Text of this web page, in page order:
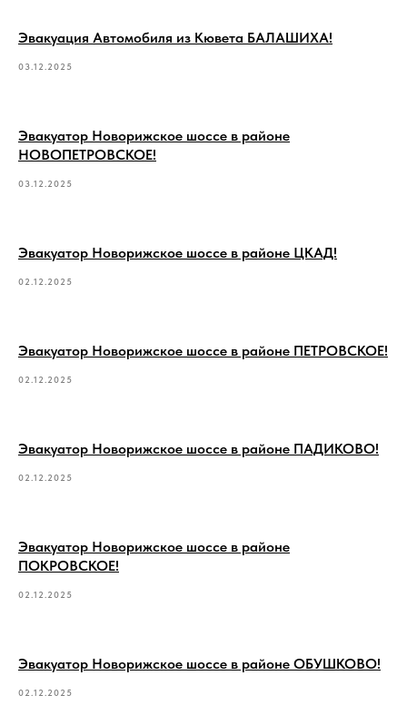
Эвакуация Автомобиля из Кювета БАЛАШИХА!
03.12.2025
Эвакуатор Новорижское шоссе в районе
НОВОПЕТРОВСКОЕ!
03.12.2025
Эвакуатор Новорижское шоссе в районе ЦКАД!
02.12.2025
Эвакуатор Новорижское шоссе в районе ПЕТРОВСКОЕ!
02.12.2025
Эвакуатор Новорижское шоссе в районе ПАДИКОВО!
02.12.2025
Эвакуатор Новорижское шоссе в районе
ПОКРОВСКОЕ!
02.12.2025
Эвакуатор Новорижское шоссе в районе ОБУШКОВО!
02.12.2025